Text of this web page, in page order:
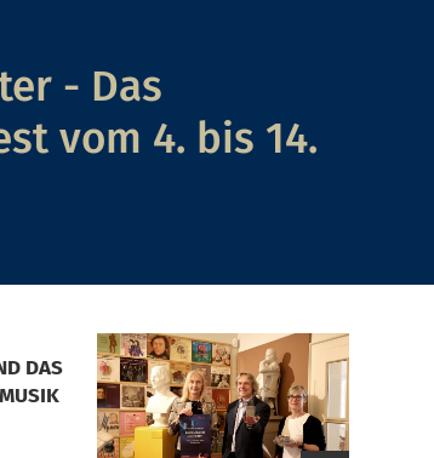
- Das
vom 4. bis 14.
DAS